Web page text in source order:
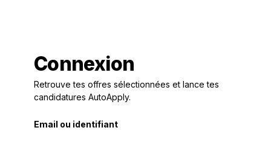
Connexion
Retrouve tes offres sélectionnées et lance tes
candidatures AutoApply.
Email ou identifiant